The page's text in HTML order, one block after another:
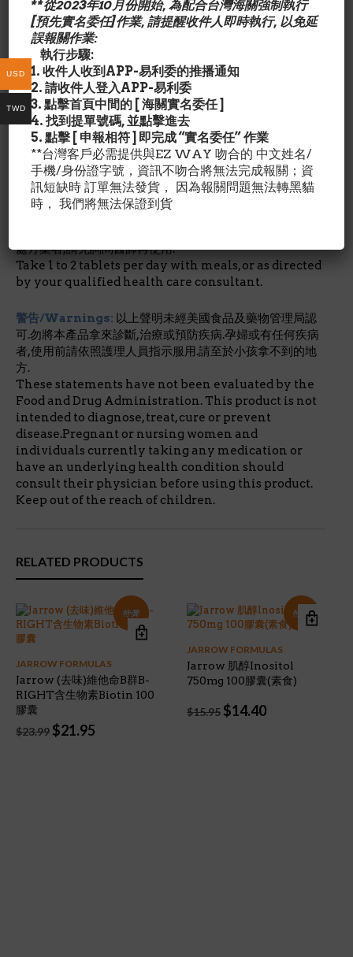
養%維他命H (生物素) Biotin 333mcg/ 111%硫辛酸Alpha
Lipoic Acid (Thioctic Acid) 300mg/＋
＋ 每日營養攝取未建立
其他成份/Ingredient Details:
Polyacrylate polymer, calcium phosphate,
cellulose, stearic acid (vegetable source),
magnesium stearate (vegetable source), silicon
dioxide, vanilla and beet root powder (for color)不含:
wheat, no gluten, no soy, no dairy, no egg, no
fish/shellfish, no nuts/tree nuts.
處方藥者,請先詢問醫師再使用.
Take 1 to 2 tablets per day with meals, or as directed
by your qualified health care consultant.
警告/Warnings: 以上聲明未經美國食品及藥物管理局認
可.勿將本產品拿來診斷,治療或預防疾病.孕婦或有任何疾病
者,使用前請依照護理人員指示服用.請至於小孩拿不到的地
方.
These statements have not been evaluated by the
Food and Drug Administration. This product is not
intended to diagnose, treat, cure or prevent
disease.Pregnant or nursing women and
individuals currently taking any medication or
have an underlying health condition should
consult their physician before using this product.
Keep out of the reach of children.
RELATED PRODUCTS
特價!
JARROW FORMULAS
Jarrow (去味)維他命B群B-
RIGHT含生物素Biotin 100
膠囊
$23.99 Original
$21.95
特價!
JARROW FORMULAS
Jarrow 肌醇Inositol
750mg 100膠囊(素食)
$15.95 Original
$14.40Current
**從2023年10月份開始, 為配合台灣海關強制執行
[預先實名委任]作業, 請提醒收件人即時執行, 以免延
誤報關作業:
執行步驟:
1. 收件人收到APP-易利委的推播通知
2. 請收件人登入APP-易利委
3. 點擊首頁中間的 [ 海關實名委任 ]
4. 找到提單號碼, 並點擊進去
5. 點擊 [ 申報相符 ] 即完成 “實名委任” 作業
**台灣客戶必需提供與EZ WAY 吻合的 中文姓名/
手機/身份證字號，資訊不吻合將無法完成報關；資
訊短缺時 訂單無法發貨， 因為報關問題無法轉黑貓
時， 我們將無法保證到貨
USD
TWD